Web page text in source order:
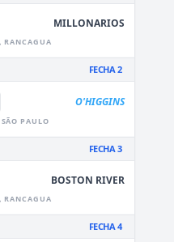
MILLONARIOS
RANCAGUA
FECHA 2
O'HIGGINS
PAULO
FECHA 3
BOSTON RIVER
RANCAGUA
FECHA 4